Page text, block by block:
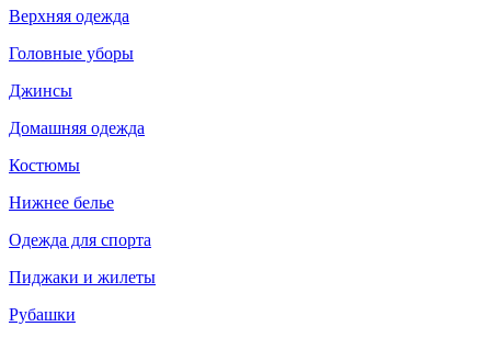
Верхняя одежда
Головные уборы
Джинсы
Домашняя одежда
Костюмы
Нижнее белье
Одежда для спорта
Пиджаки и жилеты
Рубашки